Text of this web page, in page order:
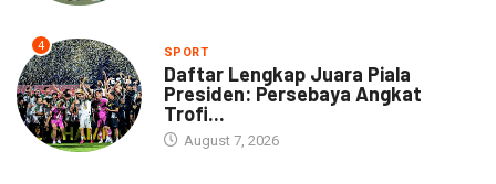
4 SPORT
Daftar Lengkap Juara Piala
Presiden: Persebaya Angkat
Trofi...
August 7, 2026